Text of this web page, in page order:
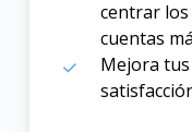
centrar los
cuentas
Mejora